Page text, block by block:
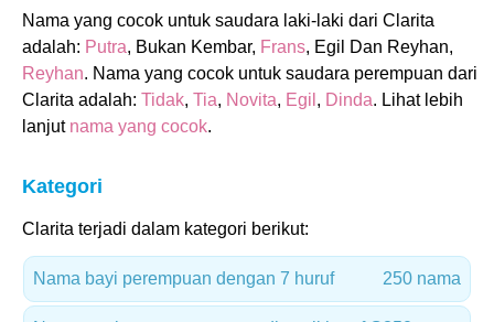
Nama yang cocok untuk saudara laki-laki dari Clarita
adalah: Putra, Bukan Kembar, Frans, Egil Dan Reyhan,
Reyhan. Nama yang cocok untuk saudara perempuan dari
Clarita adalah: Tidak, Tia, Novita, Egil , Dinda. Lihat lebih
lanjut nama yang cocok.
Kategori
Clarita terjadi dalam kategori berikut:
Nama bayi perempuan dengan 7 huruf 250 nama